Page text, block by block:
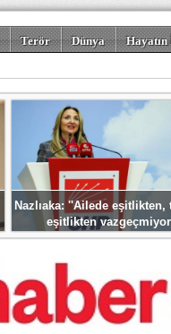
Terör Dünya
Nazlıaka: ''Ailede eşitlikten,
eşitlikten